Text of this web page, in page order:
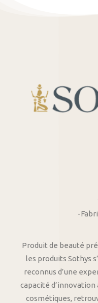
-
Produit de beauté
les produits Sothys
reconnus d’une
capacité
cosmétiques,